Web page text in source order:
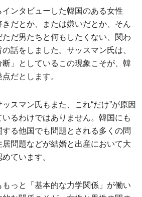
ンタビューした韓国のある女性
だとか、または嫌いだとか、そん
だ男たちと何もしたくない、関わ
話をしました。サッスマン氏は、
」としているこの現象こそが、韓
だとします。
スマン氏もまた、これ“だけ”が原因
るわけではありません。韓国にも
る他国でも問題とされる多くの問
問題などが結婚と出産において大
ています。
もっと「基本的な力学関係」が働い